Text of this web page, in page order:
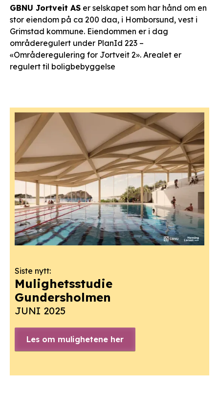
GBNU Jortveit AS er selskapet som har hånd om en
stor eiendom på ca 200 daa, i Homborsund, vest i
Grimstad kommune. Eiendommen er i dag
områderegulert under PlanId 223 –
«Områderegulering for Jortveit 2». Arealet er
regulert til boligbebyggelse
Siste nytt:
Mulighetsstudie
Gundersholmen
JUNI 2025
Les om mulighetene her